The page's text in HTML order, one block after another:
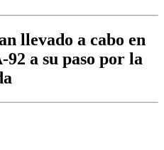
llevado a cabo en
92 a su paso por la